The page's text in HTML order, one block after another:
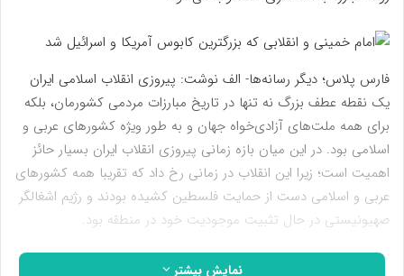
فارس پلاس؛ دیگر رسانه‌ها- الف نوشت: پیروزی انقلاب اسلامی ایران
یک نقطه عطف بزرگ نه تنها در تاریخ مبارزات مردمی کشورمان، بلکه
برای همه ملت‌‌های آزادی‌خواه جهان و به طور ویژه کشورهای عربی و
اسلامی بود. در این میان بازه زمانی پیروزی انقلاب ایران بسیار حائز
اهمیت است؛ زیرا این انقلاب در زمانی رخ داد که تقریبا همه کشورهای
عربی و اسلامی دست از حمایت فلسطین کشیده بودند و رژیم اشغالگر
صهیونیستی در حال تثبیت موجودیت خود در منطقه بود.
در دهه هشتاد میلادی که حدود ۳ دهه از اشغالگری صهیونیست‌ها درنمایش بیشتر